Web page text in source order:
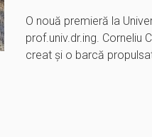
O nouă premieră la
prof.univ.dr.ing. Corneliu
creat și o barcă